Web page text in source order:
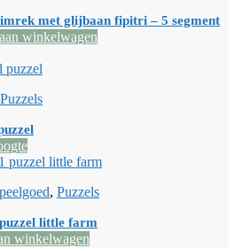
met glijbaan fipitri – 5 segment
winkelwagen
Puzzels
, Puzzels
little farm
winkelwagen